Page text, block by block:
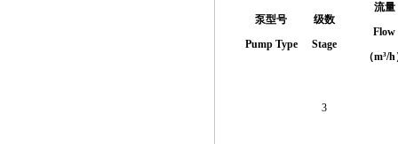
泵型号
Pump Type
级数
Stage
流量
Flow
（m³/
3